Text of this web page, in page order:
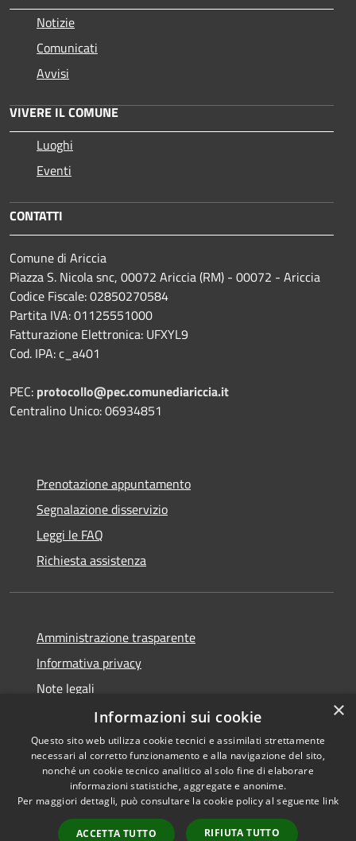
Notizie
Comunicati
Avvisi
VIVERE IL COMUNE
Luoghi
Eventi
CONTATTI
Comune di Ariccia
Piazza S. Nicola snc, 00072 Ariccia (RM) - 00072 - Ariccia
Codice Fiscale: 02850270584
Partita IVA: 01125551000
Fatturazione Elettronica: UFXYL9
Cod. IPA: c_a401
PEC: protocollo@pec.comunediariccia.it
Centralino Unico: 06934851
Prenotazione appuntamento
Segnalazione disservizio
Leggi le FAQ
Richiesta assistenza
Amministrazione trasparente
Informativa privacy
Note legali
Dichiarazione di accessibilità
RSS
Accessibilità
Copyright © 2026 • Comune di
Ariccia • Powered by
Municipium• Accesso
×
Informazioni sui cookie
Questo sito web utilizza cookie tecnici e assimilati strettamente
necessari al corretto funzionamento e alla navigazione del sito,
nonché un cookie tecnico analitico al solo fine di elaborare
informazioni statistiche, aggregate e anonime.
Per maggiori dettagli, può consultare la cookie policy al seguente link
ACCETTA TUTTO RIFIUTA TUTTO